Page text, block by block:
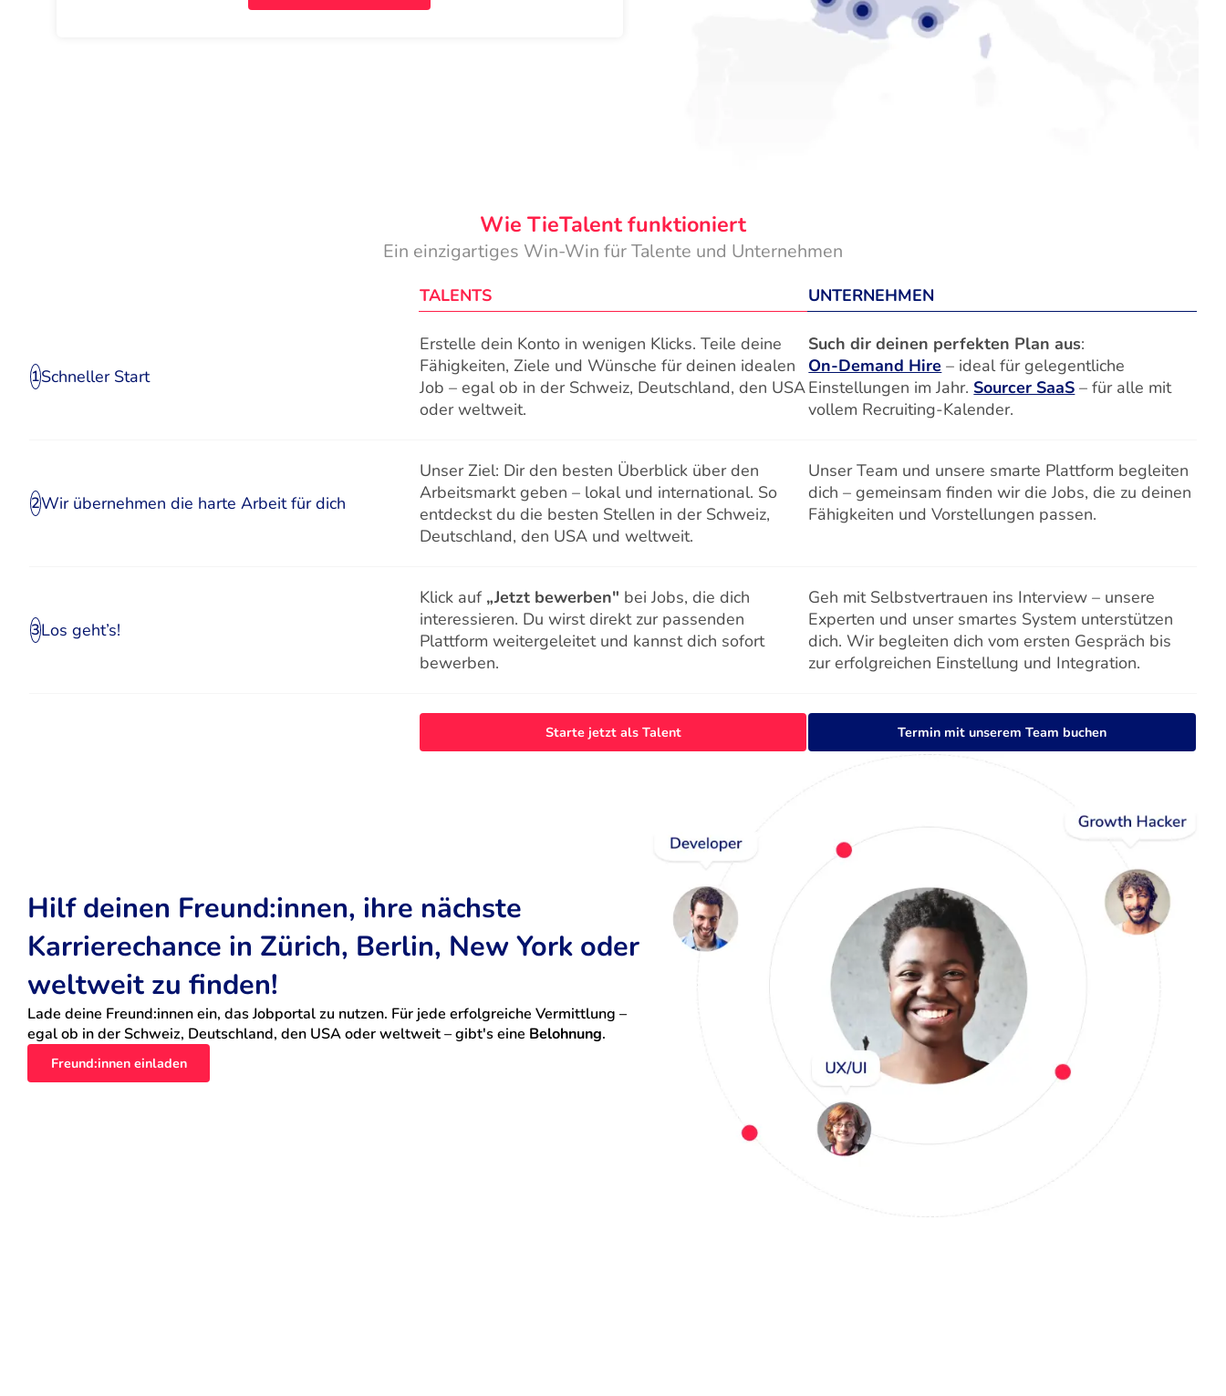
Wie TieTalent funktioniert
Ein einzigartiges Win-Win für Talente und Unternehmen
TALENTS UNTERNEHMEN
1Schneller Start
Erstelle dein Konto in wenigen Klicks. Teile deine
Fähigkeiten, Ziele und Wünsche für deinen idealen
Job – egal ob in der Schweiz, Deutschland, den USA
oder weltweit.
Such dir deinen perfekten Plan aus:
On-Demand Hire – ideal für gelegentliche
Einstellungen im Jahr. Sourcer SaaS – für alle mit
vollem Recruiting-Kalender.
2Wir übernehmen die harte Arbeit für dich
Unser Ziel: Dir den besten Überblick über den
Arbeitsmarkt geben – lokal und international. So
entdeckst du die besten Stellen in der Schweiz,
Deutschland, den USA und weltweit.
Unser Team und unsere smarte Plattform begleiten
dich – gemeinsam finden wir die Jobs, die zu deinen
Fähigkeiten und Vorstellungen passen.
3Los geht’s!
Klick auf „Jetzt bewerben" bei Jobs, die dich
interessieren. Du wirst direkt zur passenden
Plattform weitergeleitet und kannst dich sofort
bewerben.
Geh mit Selbstvertrauen ins Interview – unsere
Experten und unser smartes System unterstützen
dich. Wir begleiten dich vom ersten Gespräch bis
zur erfolgreichen Einstellung und Integration.
Starte jetzt als Talent Termin mit unserem Team buchen
Hilf deinen Freund:innen, ihre nächste
Karrierechance in Zürich, Berlin, New York oder
weltweit zu finden!
Lade deine Freund:innen ein, das Jobportal zu nutzen. Für jede erfolgreiche Vermittlung –
egal ob in der Schweiz, Deutschland, den USA oder weltweit – gibt's eine Belohnung.
Freund:innen einladen